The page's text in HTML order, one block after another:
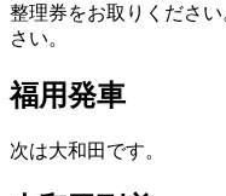
整理券をお取りくださ
さい。
福用発車
次は大和田です。